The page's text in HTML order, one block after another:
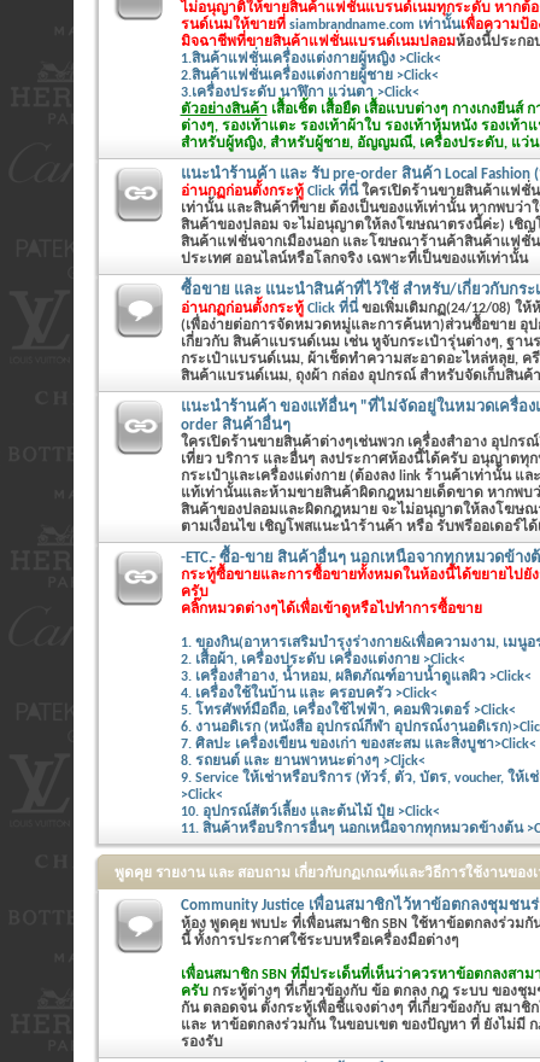
ไม่อนุญาติให้ขายสินค้าแฟชั่นแบรนด์เนมทุกระดับ หากต้
รนด์เนมให้ขายที่ siambrandname.com เท่านั้นเพื่อความป้อ
มิจฉาชีพที่ขายสินค้าแฟชั่นแบรนด์เนมปลอมห้องนี้ประกอ
1.สินค้าแฟชั่นเครื่องแต่งกายผู้หญิง >Click<
2.สินค้าแฟชั่นเครื่องแต่งกายผู้ชาย >Click<
3.เครื่องประดับ นาฬิกา แว่นตา >Click<
ตัวอย่างสินค้าเสื้อเชิ้ต เสื้อยืด เสื้อแบบต่างๆ กางเกงยีนส์ ก
ต่างๆ, รองเท้าแตะ รองเท้าผ้าใบ รองเท้าหุ้มหนัง รองเท้
สำหรับผู้หญิง, สำหรับผู้ชาย, อัญญมณี, เครื่องประดับ, แว่
แนะนำร้านค้า และ รับ pre-order สินค้า Local
อ่านกฏก่อนตั้งกระทู้ Click ที่นี่ ใครเปิดร้านขายสินค้าแฟชั่
เท่านั้น และสินค้าที่ขาย ต้องเป็นของแท้เท่านั้น หากพบว่า
สินค้าของปลอม จะไม่อนุญาตให้ลงโฆษณาตรงนี้ค่ะ) เชิญ
สินค้าแฟชั่นจากเมืองนอก และโฆษณาร้านค้าสินค้าแฟชั่น
ประเทศ ออนไลน์หรือโลกจริง เฉพาะที่เป็นของแท้เท่านั้น
ซื้อขาย และ แนะนำสินค้าที่ไว้ใช้ สำหรับ/เกี่ยวกับกระ
อ่านกฏก่อนตั้งกระทู้ Click ที่นี่ ขอเพิ่มเติมกฏ(24/12/08) ใ
(เพื่อง่ายต่อการจัดหมวดหมู่และการค้นหา)ส่วนซื้อขาย อุ
เกี่ยวกับ สินค้าแบรนด์เนม เช่น หูจับกระเป๋ารุ่นต่างๆ, ฐา
กระเป๋าแบรนด์เนม, ผ้าเช็ดทำความสะอาดอะไหล่หลุย, ค
สินค้าแบรนด์เนม, ถุงผ้า กล่อง อุปกรณ์ สำหรับจัดเก็บสินค้
แนะนำร้านค้า ของแท้อื่นๆ "ที่ไม่จัดอยู่ในหมวดเครื่อง
order สินค้าอื่นๆ
ใครเปิดร้านขายสินค้าต่างๆเช่นพวก เครื่องสำอาง อุปกร
เที่ยว บริการ และอื่นๆ ลงประกาศห้องนี้ได้ครับ อนุญาตทุ
กระเป๋าและเครื่องแต่งกาย (ต้องลง link ร้านค้าเท่านั้น แ
แท้เท่านั้นและห้ามขายสินค้าผิดกฎหมายเด็ดขาด หากพบ
สินค้าของปลอมและผิดกฎหมาย จะไม่อนุญาตให้ลงโฆษณ
ตามเงื่อนไข เชิญโพสแนะนำร้านค้า หรือ รับพรีออเดอร์ได้
-ETC.- ซื้อ-ขาย สินค้าอื่นๆ นอกเหนือจากทุกหมวดข้าง
กระทู้ซื้อขายและการซื้อขายทั้งหมดในห้องนี้ได้ขยายไปยัง
ครับ
คลิ๊กหมวดต่างๆได้เพื่อเข้าดูหรือไปทำการซื้อขาย
1. ของกิน(อาหารเสริมบำรุงร่างกาย&เพื่อความงาม, เมนูอ
2. เสื้อผ้า, เครื่องประดับ เครื่องแต่งกาย >Click<
3. เครื่องสำอาง, น้ำหอม, ผลิตภัณฑ์อาบน้ำดูแลผิว >Click<
4. เครื่องใช้ในบ้าน และ ครอบครัว >Click<
5. โทรศัพท์มือถือ, เครื่องใช้ไฟฟ้า, คอมพิวเตอร์ >Click<
6. งานอดิเรก (หนังสือ อุปกรณ์กีฬา อุปกรณ์งานอดิเรก
7. ศิลปะ เครื่องเขียน ของเก่า ของสะสม และสิ่งบูชา>Click<
8. รถยนต์ และ ยานพาหนะต่างๆ >Click<
9. Service ให้เช่าหรือบริการ (ทัวร์, ตั๋ว, บัตร, voucher, ให้
>Click<
10. อุปกรณ์สัตว์เลี้ยง และต้นไม้ ปุ๋ย >Click<
11. สินค้าหรือบริการอื่นๆ นอกเหนือจากทุกหมวดข้างต้น
พูดคุย รายงาน และ สอบถาม เกี่ยวกับกฏเกณฑ์และวิธีการใช้งานของ
Community Justice เพื่อนสมาชิกไว้หาข้อตกลงชุมชน
ห้อง พูดคุย พบปะ ที่เพื่อนสมาชิก SBN ใช้หาข้อตกลงร่วม
นี้ ทั้งการประกาศใช้ระบบหรือเครื่องมือต่างๆ
เพื่อนสมาชิก SBN ที่มีประเด็นที่เห็นว่าควรหาข้อตกลงสาม
ครับกระทู้ต่างๆ ที่เกี่ยวข้องกับ ข้อ ตกลง กฎ ระบบ ของชุ
กัน ตลอดจน ตั้งกระทู้เพื่อชี้แจงต่างๆ ที่เกี่ยวข้องกับ สมาชิก
และ หาข้อตกลงร่วมกัน ในขอบเขต ของปัญหา ที่ ยังไม่มี
รองรับ